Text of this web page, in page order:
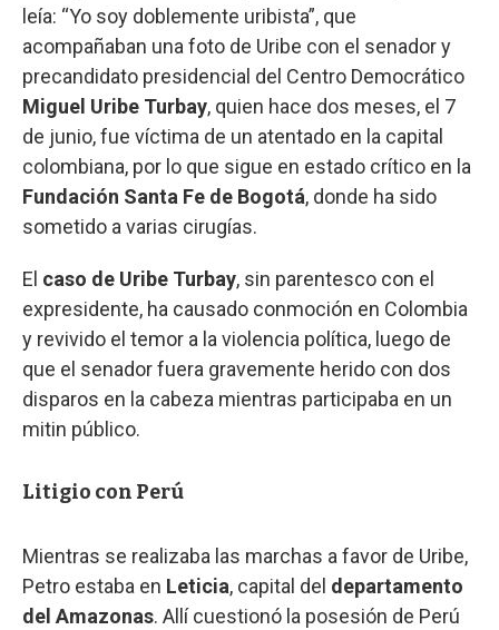
leía: “Yo soy doblemente uribista”, que
acompañaban una foto de Uribe con el senador y
precandidato presidencial del Centro Democrático
Miguel Uribe Turbay, quien hace dos meses, el 7
de junio, fue víctima de un atentado en la capital
colombiana, por lo que sigue en estado crítico en la
Fundación Santa Fe de Bogotá, donde ha sido
sometido a varias cirugías.
El caso de Uribe Turbay, sin parentesco con el
expresidente, ha causado conmoción en Colombia
y revivido el temor a la violencia política, luego de
que el senador fuera gravemente herido con dos
disparos en la cabeza mientras participaba en un
mitin público.
Litigio con Perú
Mientras se realizaba las marchas a favor de Uribe,
Petro estaba en Leticia, capital del departamento
del Amazonas. Allí cuestionó la posesión de Perú